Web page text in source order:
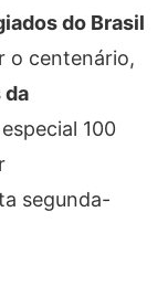
do Brasil
o centenário,
da
100
segunda-